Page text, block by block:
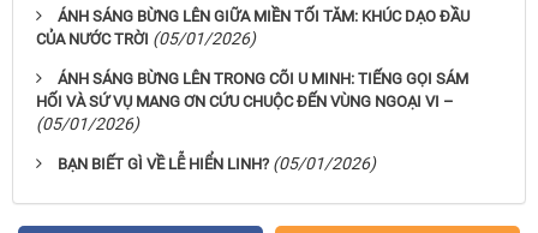
ÁNH SÁNG BỪNG LÊN GIỮA MIỀN TỐI TĂM: KHÚC DẠO ĐẦU
CỦA NƯỚC TRỜI (05/01/2026)
ÁNH SÁNG BỪNG LÊN TRONG CÕI U MINH: TIẾNG GỌI SÁM
HỐI VÀ SỨ VỤ MANG ƠN CỨU CHUỘC ĐẾN VÙNG NGOẠI VI –
(05/01/2026)
BẠN BIẾT GÌ VỀ LỄ HIỂN LINH? (05/01/2026)